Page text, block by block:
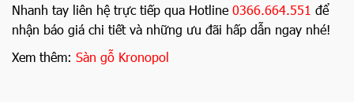
Nhanh tay liên hệ trực tiếp qua Hotline 0366.664.551 để
nhận báo giá chi tiết và những ưu đãi hấp dẫn ngay nhé!
Xem thêm: Sàn gỗ Kronopol